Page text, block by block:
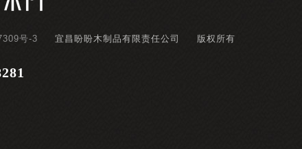
号-3 宜昌盼盼木制品有限责任公司 版权所有